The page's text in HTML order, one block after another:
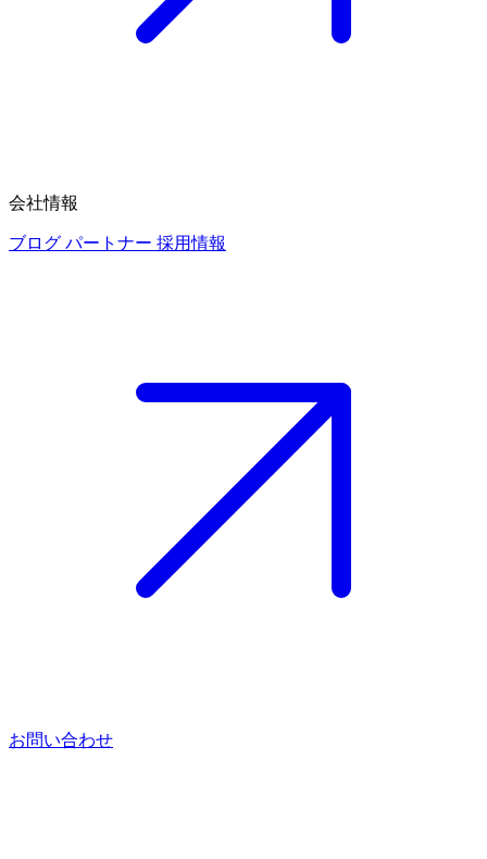
会社情報
ブログ パートナー 採用情報
お問い合わせ